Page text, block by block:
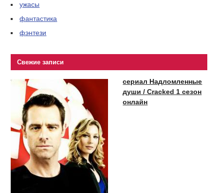
ужасы
фантастика
фэнтези
Свежие записи
сериал Надломленные
души / Cracked 1 сезон
онлайн